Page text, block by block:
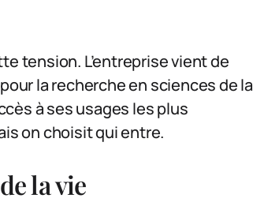
tension. L’entreprise vient de
la recherche en sciences de la
à ses usages les plus
on choisit qui entre.
la vie